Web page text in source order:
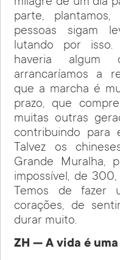
parte,
pessoas sigam
lutando por isso.
haveria
arrancaríamos a
que a marcha é
prazo, que
muitas outras
contribuindo para
Talvez os
Grande Muralha,
impossível, de
Temos de fazer
corações, de
durar muito.
ZH — A vida é